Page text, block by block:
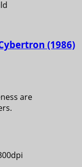
(1986)
are